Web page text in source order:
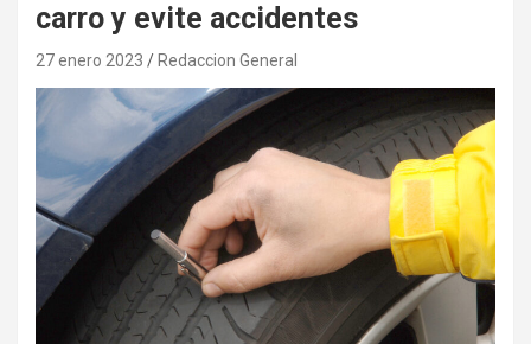
carro y evite accidentes
27 enero 2023 Redaccion General